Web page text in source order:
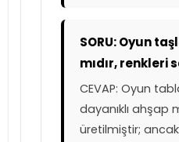
SORU: Oyun
mıdır, renkleri
CEVAP: Oyun
dayanıklı ahşap
üretilmiştir;